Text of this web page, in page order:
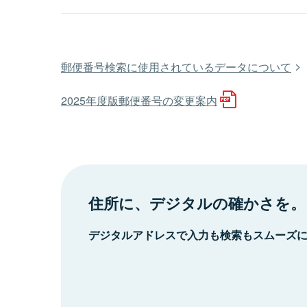
郵便番号検索に使用されているデータについて
2025年度版郵便番号の変更案内
住所に、デジタルの確かさを。
デジタルアドレスで入力も検索もスムーズ